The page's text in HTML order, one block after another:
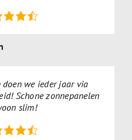
we ieder jaar via
Schone zonnepanelen
slim!